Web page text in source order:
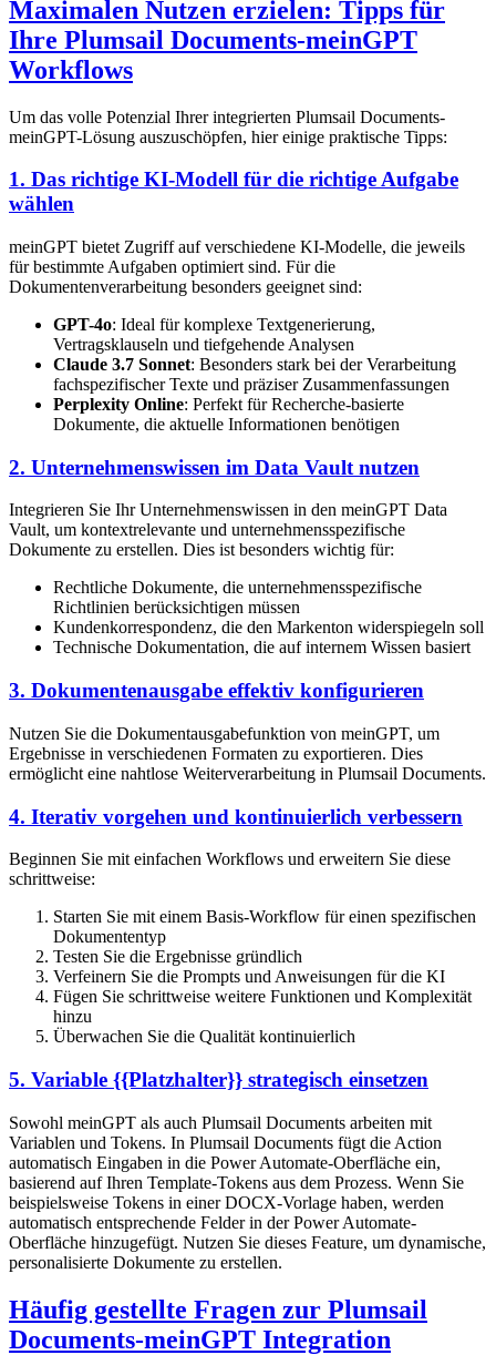
Maximalen Nutzen erzielen: Tipps für
Ihre Plumsail Documents-meinGPT
Workflows
Um das volle Potenzial Ihrer integrierten Plumsail Documents-
meinGPT-Lösung auszuschöpfen, hier einige praktische Tipps:
1. Das richtige KI-Modell für die richtige Aufgabe
wählen
meinGPT bietet Zugriff auf verschiedene KI-Modelle, die jeweils
für bestimmte Aufgaben optimiert sind. Für die
Dokumentenverarbeitung besonders geeignet sind:
GPT-4o: Ideal für komplexe Textgenerierung,
Vertragsklauseln und tiefgehende Analysen
Claude 3.7 Sonnet: Besonders stark bei der Verarbeitung
fachspezifischer Texte und präziser Zusammenfassungen
Perplexity Online: Perfekt für Recherche-basierte
Dokumente, die aktuelle Informationen benötigen
2. Unternehmenswissen im Data Vault nutzen
Integrieren Sie Ihr Unternehmenswissen in den meinGPT Data
Vault, um kontextrelevante und unternehmensspezifische
Dokumente zu erstellen. Dies ist besonders wichtig für:
Rechtliche Dokumente, die unternehmensspezifische
Richtlinien berücksichtigen müssen
Kundenkorrespondenz, die den Markenton widerspiegeln soll
Technische Dokumentation, die auf internem Wissen basiert
3. Dokumentenausgabe effektiv konfigurieren
Nutzen Sie die Dokumentausgabefunktion von meinGPT, um
Ergebnisse in verschiedenen Formaten zu exportieren. Dies
ermöglicht eine nahtlose Weiterverarbeitung in Plumsail Documents.
4. Iterativ vorgehen und kontinuierlich verbessern
Beginnen Sie mit einfachen Workflows und erweitern Sie diese
schrittweise:
Starten Sie mit einem Basis-Workflow für einen spezifischen
Dokumententyp
Testen Sie die Ergebnisse gründlich
Verfeinern Sie die Prompts und Anweisungen für die KI
Fügen Sie schrittweise weitere Funktionen und Komplexität
hinzu
Überwachen Sie die Qualität kontinuierlich
5. Variable {{Platzhalter}} strategisch einsetzen
Sowohl meinGPT als auch Plumsail Documents arbeiten mit
Variablen und Tokens. In Plumsail Documents fügt die Action
automatisch Eingaben in die Power Automate-Oberfläche ein,
basierend auf Ihren Template-Tokens aus dem Prozess. Wenn Sie
beispielsweise Tokens in einer DOCX-Vorlage haben, werden
automatisch entsprechende Felder in der Power Automate-
Oberfläche hinzugefügt. Nutzen Sie dieses Feature, um dynamische,
personalisierte Dokumente zu erstellen.
Häufig gestellte Fragen zur Plumsail
Documents-meinGPT Integration